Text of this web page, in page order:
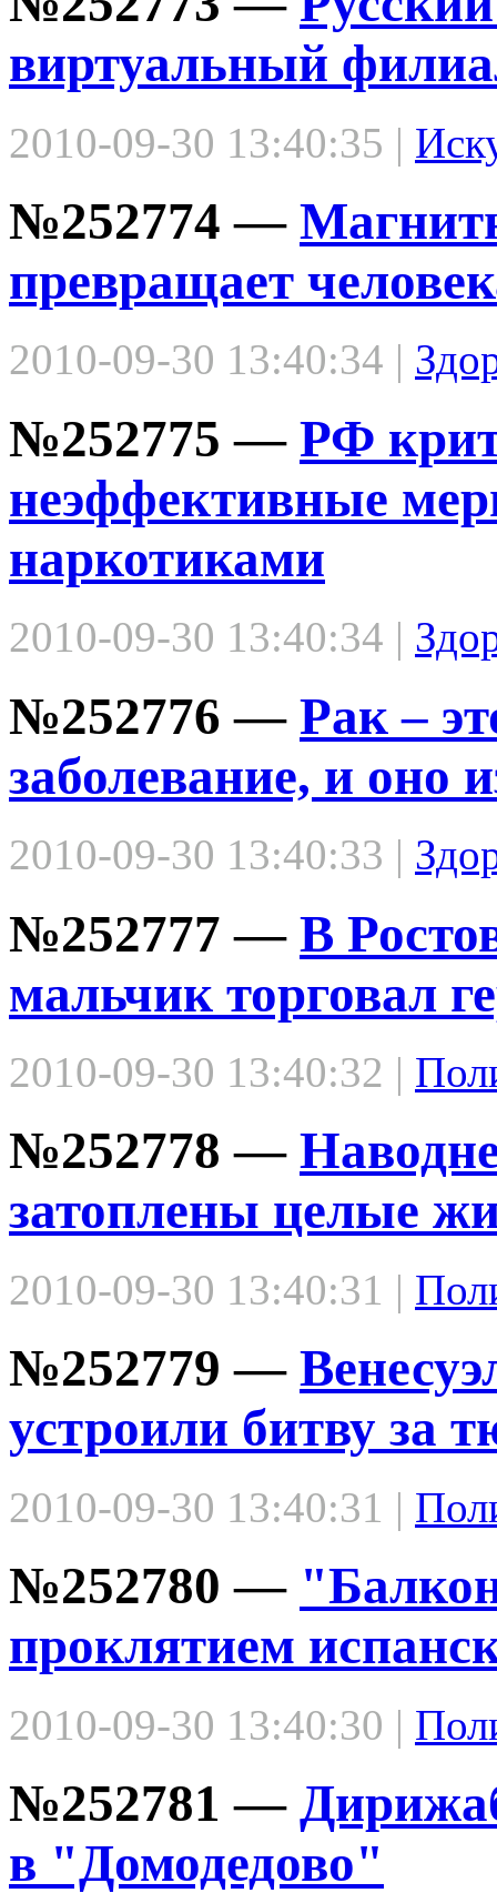
виртуальный
2010-09-30 13:40:35 |
№252774 —
превращает
2010-09-30 13:40:34 |
№252775 — РФ
неэффективные
наркотиками
2010-09-30 13:40:34 |
№252776 — Рак –
заболевание, и оно
2010-09-30 13:40:33 |
№252777 — В
мальчик торговал
2010-09-30 13:40:32 |
№252778 —
затоплены целые
2010-09-30 13:40:31 |
№252779 —
устроили битву за
2010-09-30 13:40:31 |
№252780 —
проклятием
2010-09-30 13:40:30 |
№252781 —
в "Домодедово"